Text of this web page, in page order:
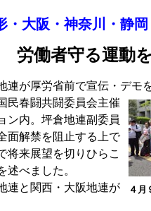
・大阪・神奈川・静
労働者守る運動を
連が厚労省前で宣伝・デモ
４月
民春闘共闘委員会主催
ン内。坪倉地連副委員
面解禁を阻止する上で
将来展望を切りひらこ
述べました。
連と関西・大阪地連が